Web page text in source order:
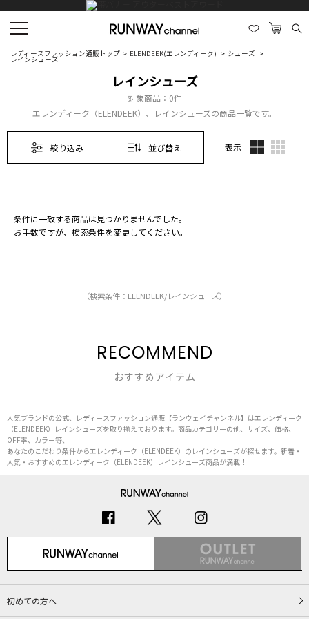
レディースファッション通販トップ ELENDEEK(エレンディーク) シューズ
レインシューズ
レインシューズ
対象商品： 0件
エレンディーク（ELENDEEK）、レインシューズの商品一覧です。
絞り込み 並び替え 表示
条件に一致する商品は見つかりませんでした。
お手数ですが、検索条件を変更してください。
（検索条件：ELENDEEK/レインシューズ）
RECOMMEND
おすすめアイテム
人気ブランドの公式、レディースファッション通販【ランウェイチャンネル】はエレンディーク
（ELENDEEK）レインシューズを取り揃えております。商品カテゴリーの他、サイズ、価格、
OFF率、カラー等、
あなたのこだわり条件からエレンディーク（ELENDEEK）のレインシューズが探せます。新着・
人気・おすすめのエレンディーク（ELENDEEK）レインシューズ商品が満載！
初めての方へ